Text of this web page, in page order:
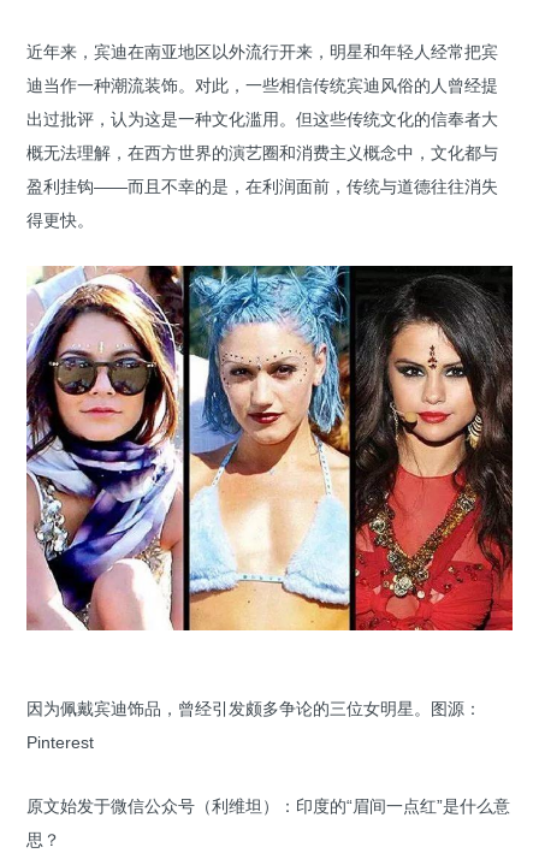
近年来，宾迪在南亚地区以外流行开来，明星和年轻人经常把宾
迪当作一种潮流装饰。对此，一些相信传统宾迪风俗的人曾经提
出过批评，认为这是一种文化滥用。但这些传统文化的信奉者大
概无法理解，在西方世界的演艺圈和消费主义概念中，文化都与
盈利挂钩——而且不幸的是，在利润面前，传统与道德往往消失
得更快。
因为佩戴宾迪饰品，曾经引发颇多争论的三位女明星。图源：
Pinterest
原文始发于微信公众号（利维坦）：印度的“眉间一点红”是什么意
思？